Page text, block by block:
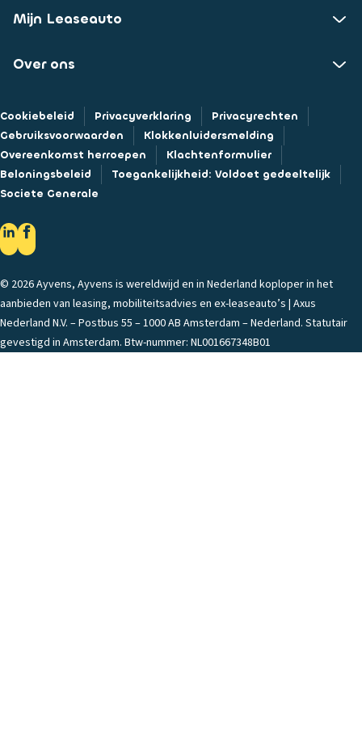
Mijn Leaseauto
Over ons
Cookiebeleid Privacyverklaring
Privacyrechten
Gebruiksvoorwaarden
Klokkenluidersmelding
Overeenkomst herroepen
Klachtenformulier
Beloningsbeleid
Toegankelijkheid: Voldoet gedeeltelijk
Societe Generale
© 2026 Ayvens, Ayvens is wereldwijd en in Nederland koploper in het
aanbieden van leasing, mobiliteitsadvies en ex-leaseauto’s | Axus
Nederland N.V. – Postbus 55 – 1000 AB Amsterdam – Nederland. Statutair
gevestigd in Amsterdam. Btw-nummer: NL001667348B01